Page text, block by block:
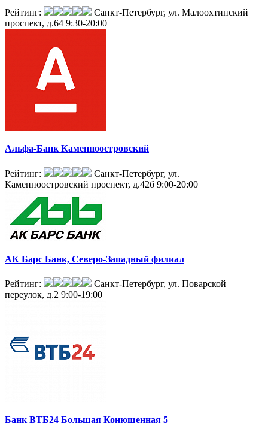
Рейтинг:
Санкт-Петербург, ул. Малоохтинский
проспект, д.64 9:30-20:00
Альфа-Банк Каменноостровский
Рейтинг:
Санкт-Петербург, ул.
Каменноостровский проспект, д.42б 9:00-20:00
АК Барс Банк, Северо-Западный филиал
Рейтинг:
Санкт-Петербург, ул. Поварской
переулок, д.2 9:00-19:00
Банк ВТБ24 Большая Конюшенная 5